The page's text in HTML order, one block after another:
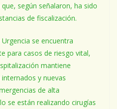
según señalaron, ha sido
de fiscalización.
se encuentra
para casos de riesgo vital,
mantiene
y nuevas
de alta
se están realizando cirugías